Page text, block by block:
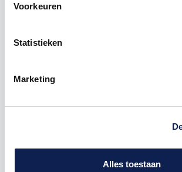
Voorkeuren
Statistieken
Marketing
Alles toestaan
Facebook F
3 sets van 100 = 300 stickers voor
omgerekent € 0,05 per stuk )